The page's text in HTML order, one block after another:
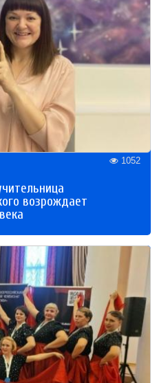
1052
возрождает